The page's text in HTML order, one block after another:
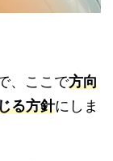
、ここで方向
る方針にしま